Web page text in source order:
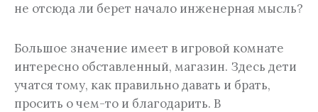
не отсюда ли берет начало инженерная мысль?
Большое значение имеет в игровой комнате
интересно обставленный, магазин. Здесь дети
учатся тому, как правильно давать и брать,
просить о чем-то и благодарить. В